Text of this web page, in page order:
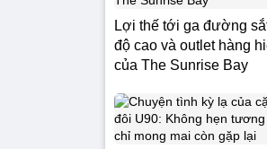
Lợi thế tới ga đường
độ cao và outlet hàng
của The Sunrise Bay